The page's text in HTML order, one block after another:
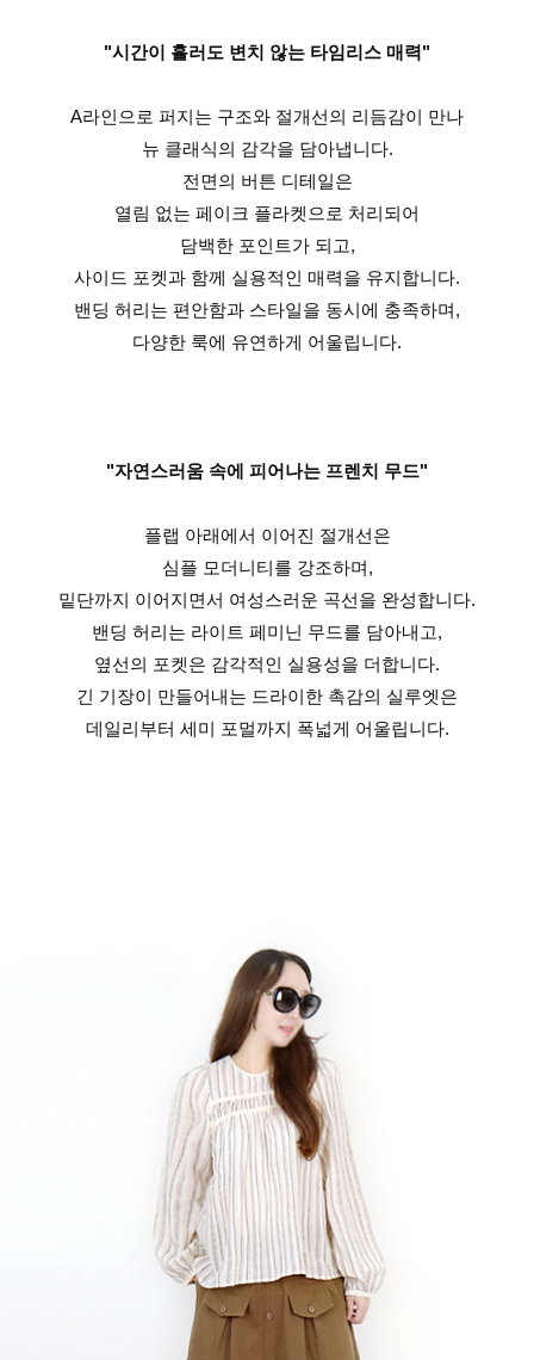
"시간이 흘러도 변치 않는 타임리스 매력"
A라인으로 퍼지는 구조와 절개선의 리듬감이 만나
뉴 클래식의 감각을 담아냅니다.
전면의 버튼 디테일은
열림 없는 페이크 플라켓으로 처리되어
담백한 포인트가 되고,
사이드 포켓과 함께 실용적인 매력을 유지합니다.
밴딩 허리는 편안함과 스타일을 동시에 충족하며,
다양한 룩에 유연하게 어울립니다.
"자연스러움 속에 피어나는 프렌치 무드"
플랩 아래에서 이어진 절개선은
심플 모더니티를 강조하며,
밑단까지 이어지면서 여성스러운 곡선을 완성합니다.
밴딩 허리는 라이트 페미닌 무드를 담아내고,
옆선의 포켓은 감각적인 실용성을 더합니다.
긴 기장이 만들어내는 드라이한 촉감의 실루엣은
데일리부터 세미 포멀까지 폭넓게 어울립니다.